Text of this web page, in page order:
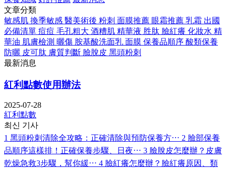
文章分類
敏感肌 換季敏感 醫美術後 粉刺 面膜推薦 眼霜推薦 乳霜 出國
必備清單 痘痘 毛孔粗大 酒糟肌 精華液 胜肽 臉紅癢 化妝水 精
華油 肌膚檢測 曬傷 胺基酸洗面乳 面膜 保養品順序 酸類保養
防曬 皮可肽 膚質判斷 臉脫皮 黑頭粉刺
最新消息
紅利點數使用辦法
2025-07-28
紅利點數
최신 기사
1 黑頭粉刺清除全攻略：正確清除與預防保養方⋯ 2 臉部保養
品順序這樣排！正確保養步驟、日夜⋯ 3 臉脫皮怎麼辦？皮膚
乾燥急救3步驟，幫你緩⋯ 4 臉紅癢怎麼辦？臉紅癢原因、類